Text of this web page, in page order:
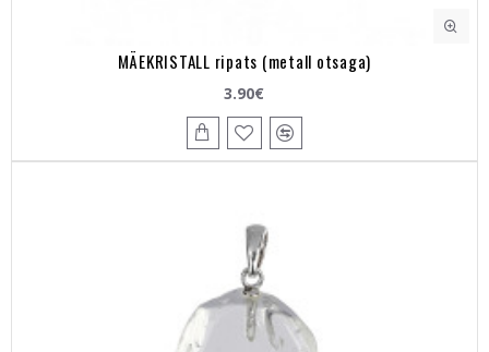
MÄEKRISTALL ripats (metall otsaga)
3.90€